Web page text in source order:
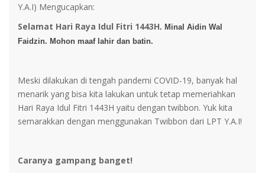
Y.A.I) Mengucapkan:
Selamat Hari Raya Idul Fitri 1443H. Minal Aidin Wal
Faidzin. Mohon maaf lahir dan batin.
Meski dilakukan di tengah pandemi COVID-19, banyak hal
menarik yang bisa kita lakukan untuk tetap memeriahkan
Hari Raya Idul Fitri 1443H yaitu dengan twibbon. Yuk kita
semarakkan dengan menggunakan Twibbon dari LPT Y.A.I!
Caranya gampang banget!